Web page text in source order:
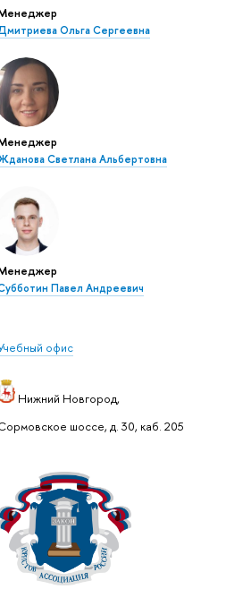
Ольга Сергеевна
Светлана Альбертовна
Павел Андреевич
офис
Нижний Новгород,
шоссе, д. 30, каб. 205